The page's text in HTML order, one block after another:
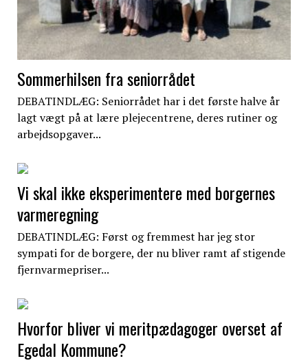
Sommerhilsen fra seniorrådet
DEBATINDLÆG: Seniorrådet har i det første halve år
lagt vægt på at lære plejecentrene, deres rutiner og
arbejdsopgaver...
Vi skal ikke eksperimentere med borgernes
varmeregning
DEBATINDLÆG: Først og fremmest har jeg stor
sympati for de borgere, der nu bliver ramt af stigende
fjernvarmepriser...
Hvorfor bliver vi meritpædagoger overset af
Egedal Kommune?